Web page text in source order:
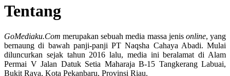
Tentang
GoMediaku.Com merupakan sebuah media massa jenis online, yang
bernaung di bawah panji-panji PT Naqsha Cahaya Abadi. Mulai
diluncurkan sejak tahun 2016 lalu, media ini beralamat di Alam
Permai V Jalan Datuk Setia Maharaja B-15 Tangkerang Labuai,
Bukit Raya, Kota Pekanbaru, Provinsi Riau.